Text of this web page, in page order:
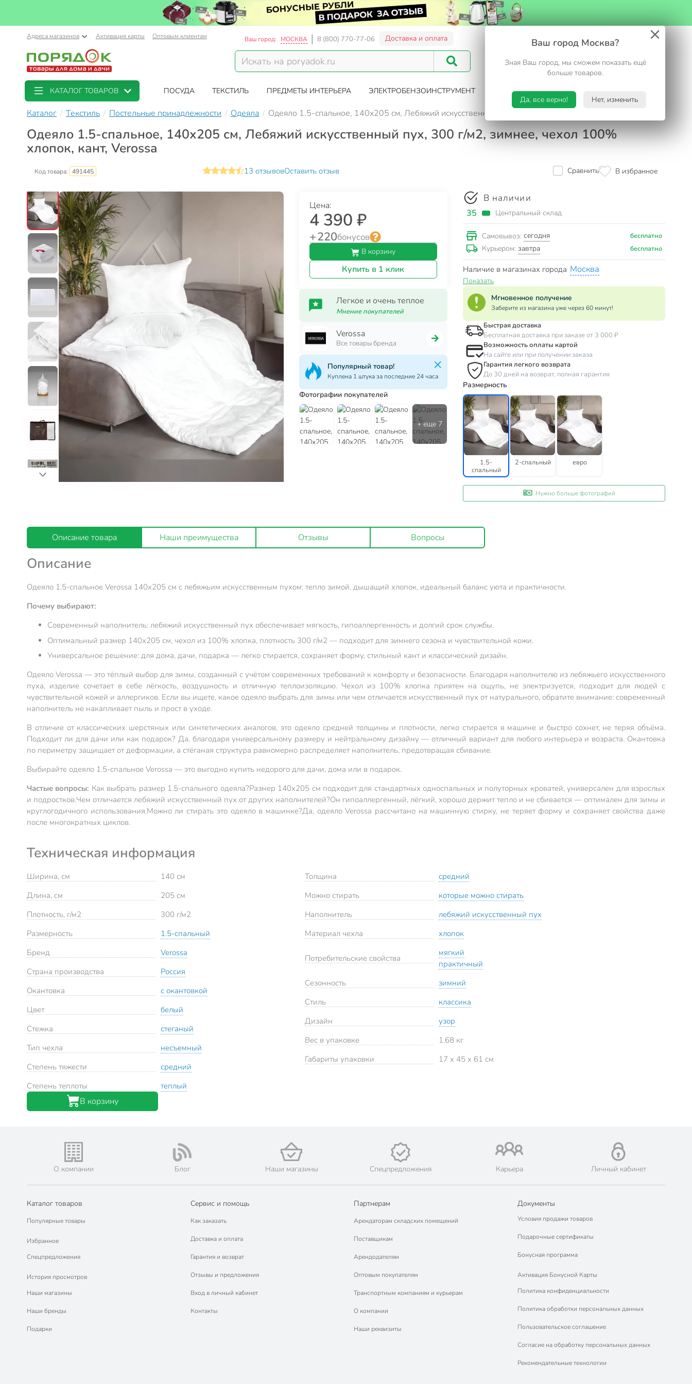
Ваш город Москва?
Зная Ваш город, мы сможем показать ещё
больше товаров.
Да, все верно! Нет, изменить
Адреса магазинов Активация карты Оптовым клиентам Ваш город: МОСКВА 8 (800) 770-77-06 Доставка и оплата
Корзина
КАТАЛОГ ТОВАРОВ ПОСУДА ТЕКСТИЛЬ ПРЕДМЕТЫ ИНТЕРЬЕРА ЭЛЕКТРОБЕНЗОИНСТРУМЕНТ САД И ОГОРОД ТУРИЗМ. ОТДЫХ НА ДАЧЕ
Каталог Текстиль Постельные принадлежности Одеяла Одеяло 1.5-спальное, 140х205 см, Лебяжий искусственный пух, 300 г/м2, зимнее, чехол 100% хлопок, кант,
Одеяло 1.5-спальное, 140х205 см, Лебяжий искусственный пух, 300 г/м2, зимнее, чехол 100%
хлопок, кант, Verossa
Код товара: 491445 13 отзывовОставить отзыв Сравнить В избранное
Цена:
4 390 ₽
+ 220бонусов
В корзину
Купить в 1 клик
Легкое и очень теплое
Мнение покупателей
Verossa
Все товары бренда
Популярный товар!
Куплена 1 штука за последние 24 часа
Фотографии покупателей
В наличии
35 Центральный склад
Самовывоз: сегодня бесплатно
Курьером: завтра бесплатно
Наличие в магазинах города Москва
Показать
Мгновенное получение
Заберите из магазина уже через 60 минут!
Быстрая доставка
Бесплатная доставка при заказе от 3 000 ₽
Возможность оплаты картой
На сайте или при получении заказа
Гарантия легкого возврата
До 30 дней на возврат, полная гарантия
Размерность
1.5-
спальный
2-спальный евро
Нужно больше фотографий
Описание товара Наши преимущества Отзывы Вопросы
Описание
Одеяло 1.5-спальное Verossa 140х205 см с лебяжьим искусственным пухом: тепло зимой, дышащий хлопок, идеальный баланс уюта и практичности.
Почему выбирают:
Современный наполнитель: лебяжий искусственный пух обеспечивает мягкость, гипоаллергенность и долгий срок службы.
Оптимальный размер 140х205 см, чехол из 100% хлопка, плотность 300 г/м2 — подходит для зимнего сезона и чувствительной кожи.
Универсальное решение: для дома, дачи, подарка — легко стирается, сохраняет форму, стильный кант и классический дизайн.
Одеяло Verossa — это тёплый выбор для зимы, созданный с учётом современных требований к комфорту и безопасности. Благодаря наполнителю из лебяжьего искусственного
пуха, изделие сочетает в себе лёгкость, воздушность и отличную теплоизоляцию. Чехол из 100% хлопка приятен на ощупь, не электризуется, подходит для людей с
чувствительной кожей и аллергиков. Если вы ищете, какое одеяло выбрать для зимы или чем отличается искусственный пух от натурального, обратите внимание: современный
наполнитель не накапливает пыль и прост в уходе.
В отличие от классических шерстяных или синтетических аналогов, это одеяло средней толщины и плотности, легко стирается в машине и быстро сохнет, не теряя объёма.
Подходит ли для дачи или как подарок? Да, благодаря универсальному размеру и нейтральному дизайну — отличный вариант для любого интерьера и возраста. Окантовка
по периметру защищает от деформации, а стёганая структура равномерно распределяет наполнитель, предотвращая сбивание.
Выбирайте одеяло 1.5-спальное Verossa — это выгодно купить недорого для дачи, дома или в подарок.
Частые вопросы: Как выбрать размер 1.5-спального одеяла?Размер 140х205 см подходит для стандартных односпальных и полуторных кроватей, универсален для взрослых
и подростков.Чем отличается лебяжий искусственный пух от других наполнителей?Он гипоаллергенный, лёгкий, хорошо держит тепло и не сбивается — оптимален для зимы и
круглогодичного использования.Можно ли стирать это одеяло в машинке?Да, одеяло Verossa рассчитано на машинную стирку, не теряет форму и сохраняет свойства даже
после многократных циклов.
Техническая информация
Ширина, см
140 см
Длина, см
205 см
Плотность, г/м2
300 г/м2
Размерность
1.5-спальный
Бренд
Verossa
Страна производства
Россия
Окантовка
с окантовкой
Цвет
белый
Стежка
стеганый
Тип чехла
несъемный
Степень тяжести
средний
Степень теплоты
теплый
Толщина
средний
Можно стирать
которые можно стирать
Наполнитель
лебяжий искусственный пух
Материал чехла
хлопок
Потребительские свойства
мягкий
практичный
Сезонность
зимний
Стиль
классика
Дизайн
узор
Вес в упаковке
1.68 кг
Габариты упаковки
17 x 45 x 61 см
В корзину
О компании Блог Наши магазины Спецпредложения Карьера Личный кабинет
Каталог товаров
Популярные товары
Избранное
Спецпредложения
История просмотров
Наши магазины
Наши бренды
Подарки
Сервис и помощь
Как заказать
Доставка и оплата
Гарантия и возврат
Отзывы и предложения
Вход в личный кабинет
Контакты
Партнерам
Арендаторам складских помещений
Поставщикам
Арендодателям
Оптовым покупателям
Транспортным компаниям и курьерам
О компании
Наши реквизиты
Документы
Условия продажи товаров
Подарочные сертификаты
Бонусная программа
Активация Бонусной Карты
Политика конфиденциальности
Политика обработки персональных данных
Пользовательское соглашение
Согласие на обработку персональных данных
Рекомендательные технологии